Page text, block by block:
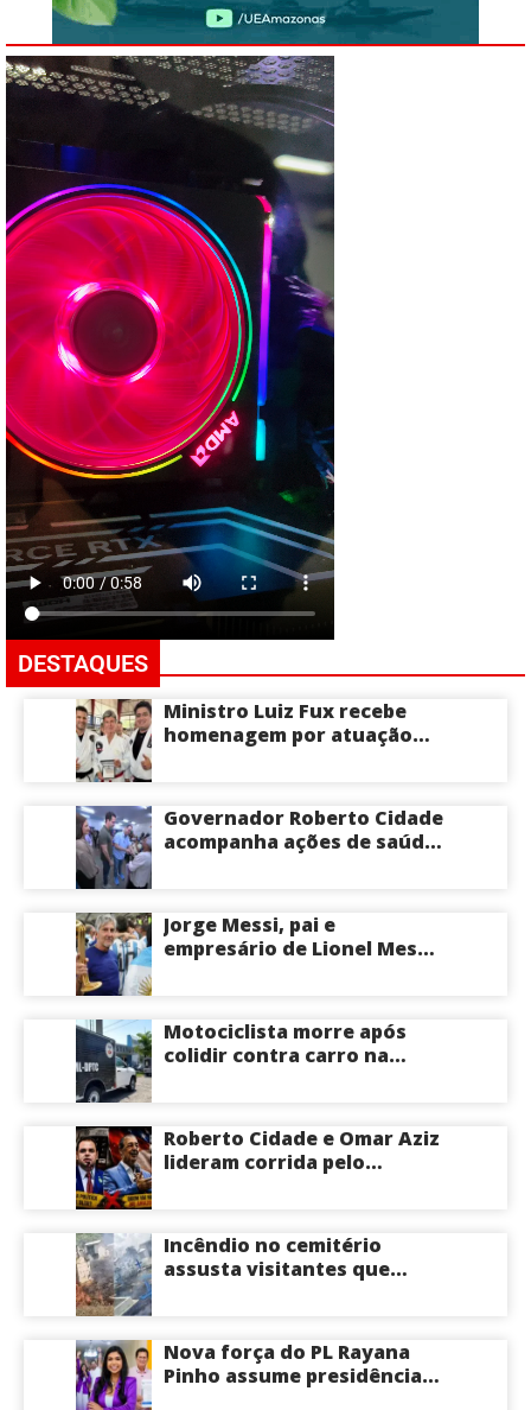
DESTAQUES
Ministro Luiz Fux recebe
homenagem por atuação
Governador Roberto Cidade
acompanha ações de saúde
Jorge Messi, pai e
empresário de Lionel Messi,
Motociclista morre após
colidir contra carro na
Roberto Cidade e Omar Aziz
lideram corrida pelo
Incêndio no cemitério
assusta visitantes que
Nova força do PL Rayana
Pinho assume presidência